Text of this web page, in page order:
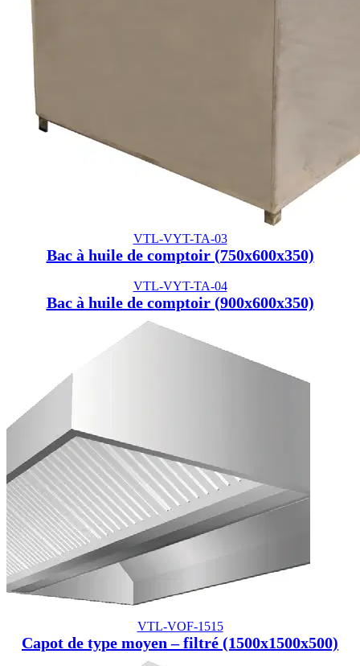
VTL-VYT-TA-03
Bac à huile de comptoir (750x600x350)
VTL-VYT-TA-04
Bac à huile de comptoir (900x600x350)
VTL-VOF-1515
Capot de type moyen – filtré (1500x1500x500)